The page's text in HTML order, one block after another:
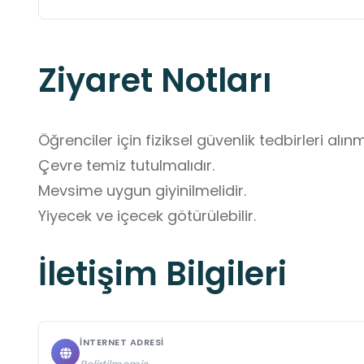
Ziyaret Notları
Öğrenciler için fiziksel güvenlik tedbirleri
Çevre temiz tutulmalıdır.
Mevsime uygun giyinilmelidir.
Yiyecek ve içecek götürülebilir.
İletişim Bilgileri
İNTERNET ADRESI